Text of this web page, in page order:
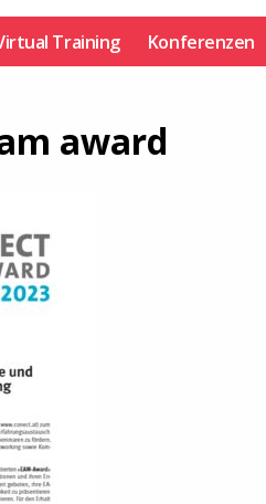
Training Konferenzen
award